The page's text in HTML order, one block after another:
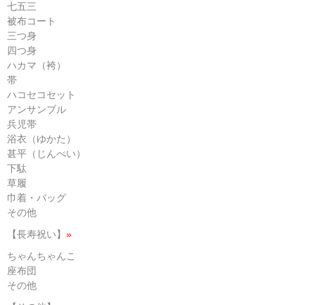
七五三
被布コート
三つ身
四つ身
ハカマ（袴）
帯
ハコセコセット
アンサンブル
兵児帯
浴衣（ゆかた）
甚平（じんべい）
下駄
草履
巾着・バッグ
その他
【長寿祝い】 »
ちゃんちゃんこ
座布団
その他